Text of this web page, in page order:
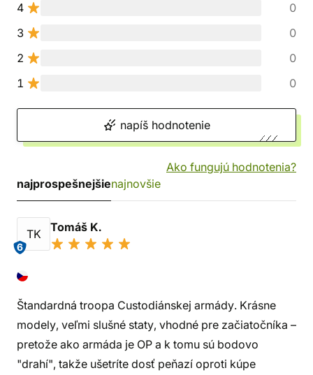
4
0
3
0
2
0
1
0
napíš hodnotenie
Ako fungujú hodnotenia?
najprospešnejšienajnovšie
TK
6
Tomáš K.
Štandardná troopa Custodiánskej armády. Krásne
modely, veľmi slušné staty, vhodné pre začiatočníka –
pretože ako armáda je OP a k tomu sú bodovo
"drahí", takže ušetríte dosť peňazí oproti kúpe